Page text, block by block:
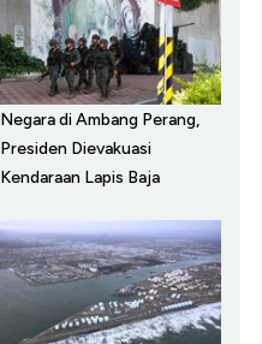
Negara di Ambang Perang,
Presiden Dievakuasi
Kendaraan Lapis Baja